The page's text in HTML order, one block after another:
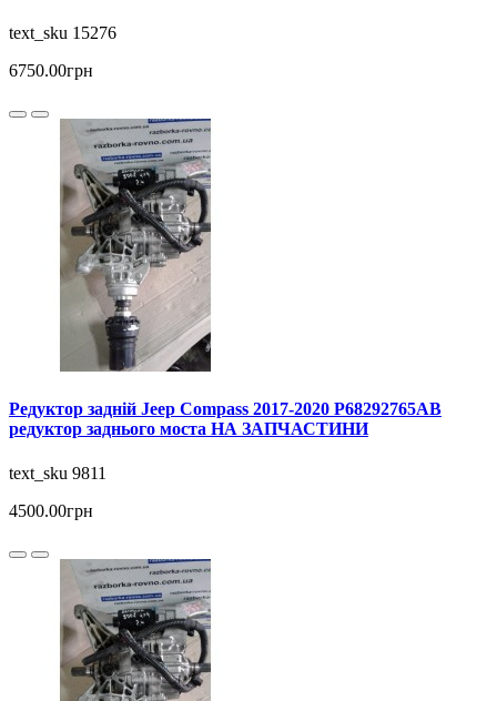
text_sku 15276
6750.00грн
Редуктор задній Jeep Compass 2017-2020 P68292765AB
редуктор заднього моста НА ЗАПЧАСТИНИ
text_sku 9811
4500.00грн